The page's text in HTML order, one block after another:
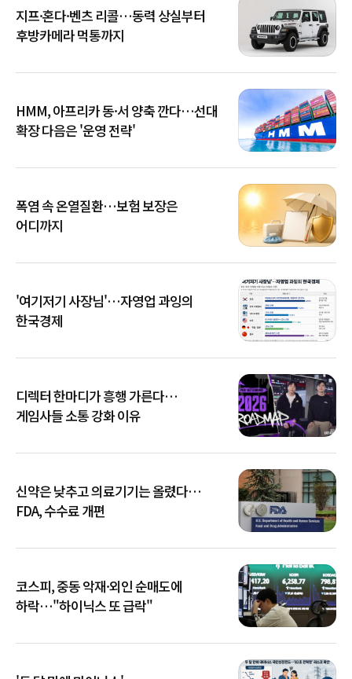
지프·혼다·벤츠 리콜…동력 상실부터
후방카메라 먹통까지
HMM, 아프리카 동·서 양축 깐다…선대
확장 다음은 '운영 전략'
폭염 속 온열질환…보험 보장은
어디까지
'여기저기 사장님'…자영업 과잉의
한국경제
디렉터 한마디가 흥행 가른다…
게임사들 소통 강화 이유
신약은 낮추고 의료기기는 올렸다…
FDA, 수수료 개편
코스피, 중동 악재·외인 순매도에
하락…"하이닉스 또 급락"